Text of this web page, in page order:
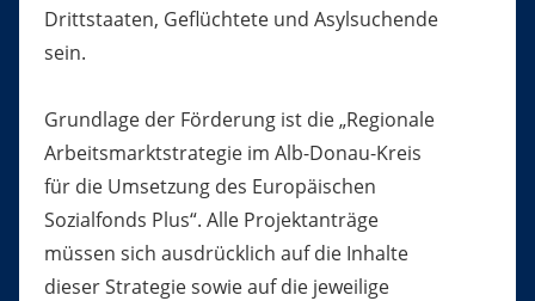
Drittstaaten, Geflüchtete und Asylsuchende
sein.
Grundlage der Förderung ist die „Regionale
Arbeitsmarktstrategie im Alb-Donau-Kreis
für die Umsetzung des Europäischen
Sozialfonds Plus“. Alle Projektanträge
müssen sich ausdrücklich auf die Inhalte
dieser Strategie sowie auf die jeweilige